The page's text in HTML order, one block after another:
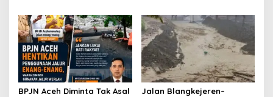
Bersejarah Menguatkan
Umat dan Memajukan
Sabang
BPJN Aceh Diminta Tak Asal
Jalan Blangkejeren–